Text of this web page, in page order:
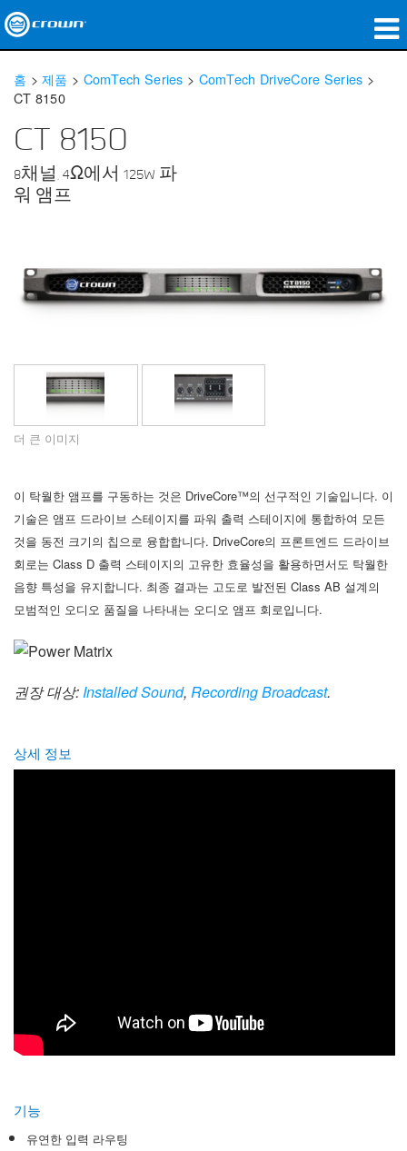
응용 분야
네트워크 오디오
구매처
회사 소개
교육
언어/지역
홈 >제품 > ComTech Series > ComTech DriveCore Series >
CT 8150
CT 8150
8채널, 4Ω에서 125W 파
워 앰프
더 큰 이미지
이 탁월한 앰프를 구동하는 것은 DriveCore™의 선구적인 기술입니다. 이
기술은 앰프 드라이브 스테이지를 파워 출력 스테이지에 통합하여 모든
것을 동전 크기의 칩으로 융합합니다. DriveCore의 프론트엔드 드라이브
회로는 Class D 출력 스테이지의 고유한 효율성을 활용하면서도 탁월한
음향 특성을 유지합니다. 최종 결과는 고도로 발전된 Class AB 설계의
모범적인 오디오 품질을 나타내는 오디오 앰프 회로입니다.
권장 대상:Installed Sound, Recording Broadcast.
상세 정보
기능
유연한 입력 라우팅